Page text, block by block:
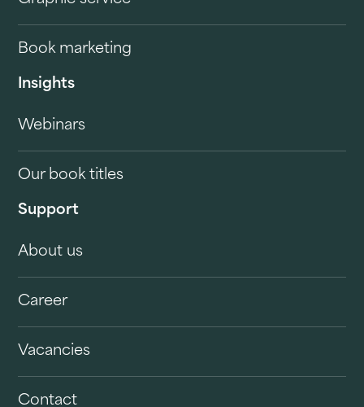
Book marketing
Insights
Webinars
Our book titles
Support
About us
Career
Vacancies
Contact